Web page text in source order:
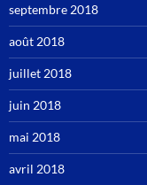
septembre 2018
août 2018
juillet 2018
juin 2018
mai 2018
avril 2018